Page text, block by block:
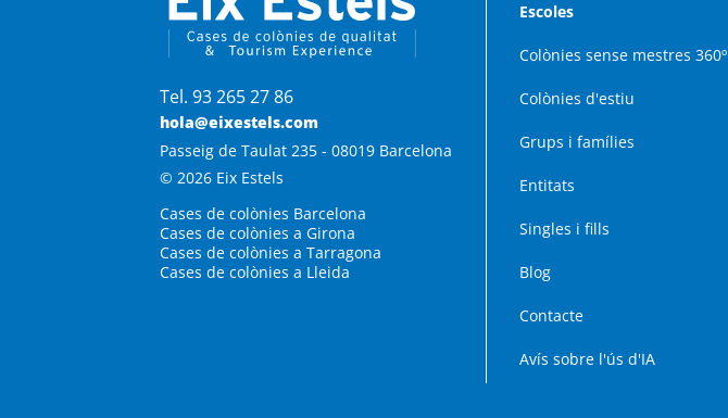
Tel. 93 265 27 86
hola@eixestels.com
Passeig de Taulat 235 - 08019 Barcelona
© 2026 Eix Estels
Cases de colònies Barcelona
Cases de colònies a Girona
Cases de colònies a Tarragona
Cases de colònies a Lleida
Escoles
Colònies sense mestres 360º
Colònies d'estiu
Grups i famílies
Entitats
Singles i fills
Blog
Contacte
Avís sobre l'ús d'IA